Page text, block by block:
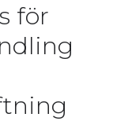
för